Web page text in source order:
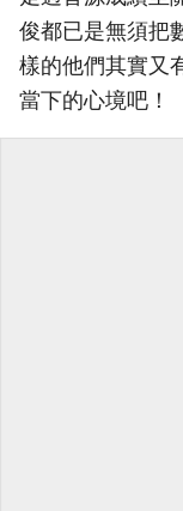
俊都已是無須把
樣的他們其實又
當下的心境吧！